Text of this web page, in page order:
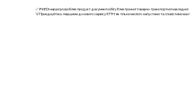
✅ iFinEDI наразі розробляє продукт документообігу Електронної товарно-транспортної накладної.
💡Приєднуйтесь першими до нового сервісу ЕТТН: як тільки ми його запустимо та сповістимо вас!